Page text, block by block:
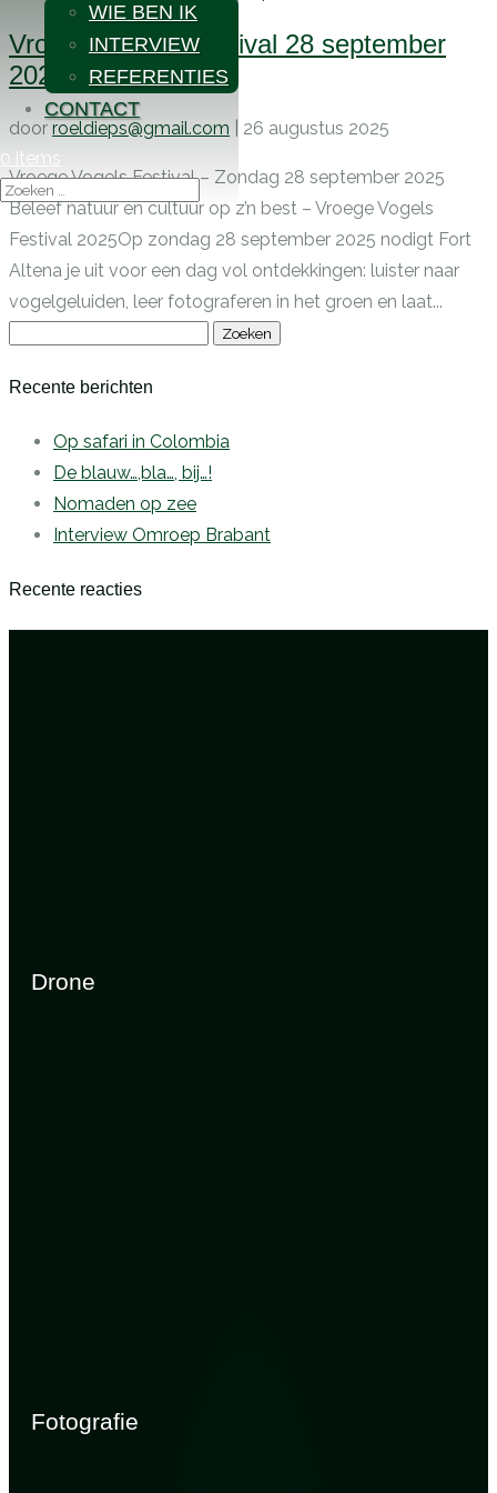
WIE BEN IK
INTERVIEW
REFERENTIES
CONTACT
0 items
Vroege Vogels Festival 28 september
2025
door roeldieps@gmail.com 26 augustus 2025
Vroege Vogels Festival – Zondag 28 september 2025
Beleef natuur en cultuur op z’n best – Vroege Vogels
Festival 2025Op zondag 28 september 2025 nodigt Fort
Altena je uit voor een dag vol ontdekkingen: luister naar
vogelgeluiden, leer fotograferen in het groen en laat...
Recente berichten
Op safari in Colombia
De blauw…,bla…, bij…!
Nomaden op zee
Interview Omroep Brabant
Recente reacties
Drone
Fotografie